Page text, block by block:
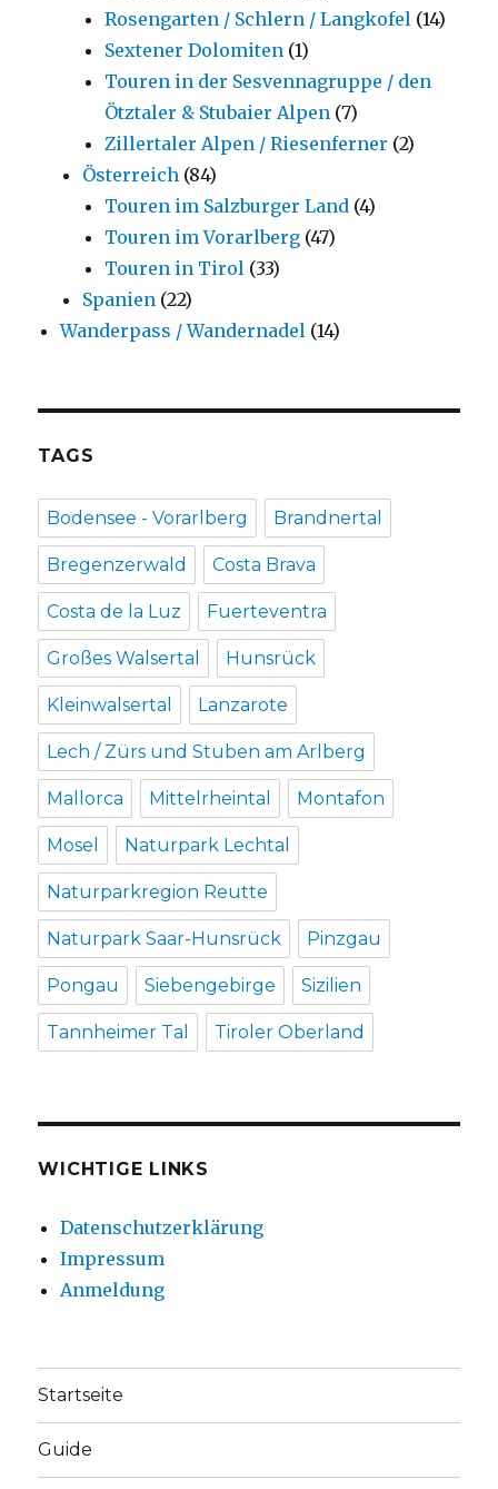
Rosengarten / Schlern / Langkofel (14)
Sextener Dolomiten (1)
Touren in der Sesvennagruppe / den
Ötztaler & Stubaier Alpen (7)
Zillertaler Alpen / Riesenferner (2)
Österreich (84)
Touren im Salzburger Land (4)
Touren im Vorarlberg (47)
Touren in Tirol (33)
Spanien (22)
Wanderpass / Wandernadel (14)
TAGS
Bodensee - Vorarlberg Brandnertal
Bregenzerwald Costa Brava
Costa de la Luz Fuerteventra
Großes Walsertal Hunsrück
Kleinwalsertal Lanzarote
Lech / Zürs und Stuben am Arlberg
Mallorca Mittelrheintal Montafon
Mosel Naturpark Lechtal
Naturparkregion Reutte
Naturpark Saar-Hunsrück Pinzgau
Pongau Siebengebirge Sizilien
Tannheimer Tal Tiroler Oberland
WICHTIGE LINKS
Datenschutzerklärung
Impressum
Anmeldung
Startseite
Guide